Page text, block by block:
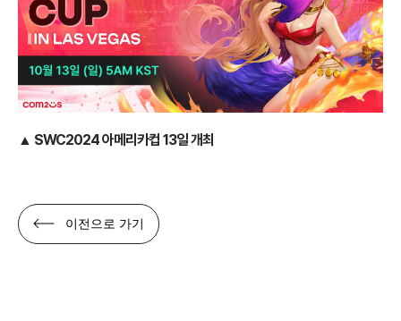
▲ SWC2024 아메리카컵 13일 개최
이전으로 가기